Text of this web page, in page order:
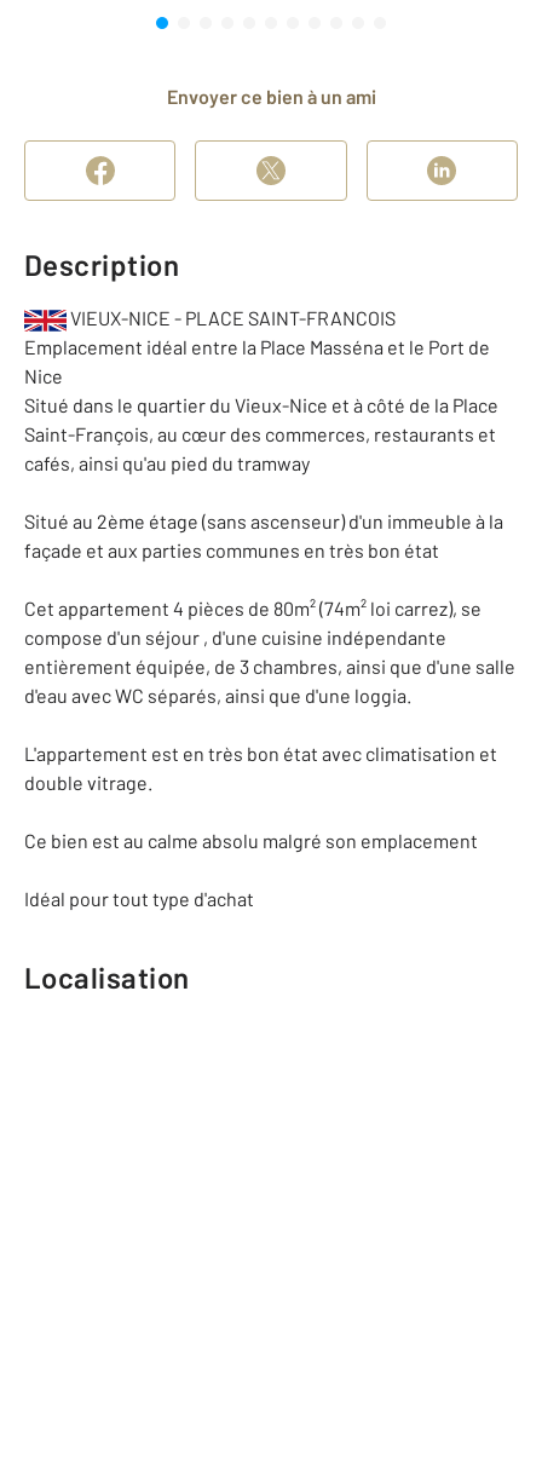
Envoyer ce bien à un ami
Description
VIEUX-NICE - PLACE SAINT-FRANCOIS
Emplacement idéal entre la Place Masséna et le Port de
Nice
Situé dans le quartier du Vieux-Nice et à côté de la Place
Saint-François, au cœur des commerces, restaurants et
cafés, ainsi qu'au pied du tramway
Situé au 2ème étage (sans ascenseur) d'un immeuble à la
façade et aux parties communes en très bon état
Cet appartement 4 pièces de 80m² (74m² loi carrez), se
compose d'un séjour , d'une cuisine indépendante
entièrement équipée, de 3 chambres, ainsi que d'une salle
d'eau avec WC séparés, ainsi que d'une loggia.
L'appartement est en très bon état avec climatisation et
double vitrage.
Ce bien est au calme absolu malgré son emplacement
Idéal pour tout type d'achat
Localisation